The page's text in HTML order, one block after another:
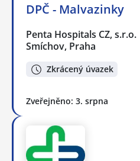
DPČ - Malvazinky
Penta Hospitals CZ, s.r.o.
Smíchov, Praha
Zkrácený úvazek
Zveřejněno: 3. srpna